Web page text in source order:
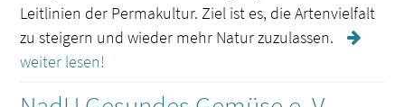
Leitlinien der Permakultur. Ziel ist es, die Artenvielfalt
zu steigern und wieder mehr Natur zuzulassen.
weiter lesen!